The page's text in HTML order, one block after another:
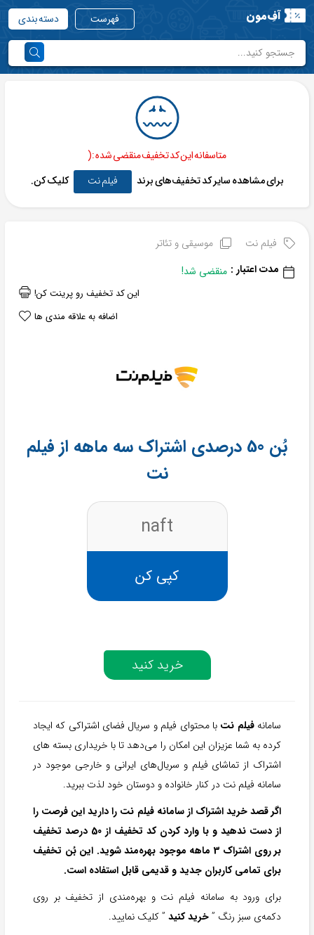
آفِ‌مون فهرست دسته بندی
متاسفانه این کد تخفیف منقضی شده :(
برای مشاهده سایر کد تخفیف‌های برند
فیلم نت کلیک کن.
فیلم نت
موسیقی و تئاتر
مدت اعتبار : منقضی شد!
این کد تخفیف رو پرینت کن!
اضافه به علاقه مندی ها
بُن 50 درصدی اشتراک سه ماهه از فیلم
نت
naft
کپی کن
خرید کنید
سامانهفیلم نت با محتوای فیلم و سریال فضای اشتراکی که ایجاد
کرده به شما عزیزان این امکان را می‌دهد تا با خریداری بسته های
اشتراک از تماشای فیلم و سریال‌های ایرانی و خارجی موجود در
سامانه فیلم نت در کنار خانواده و دوستان خود لذت ببرید.
اگر قصد خرید اشتراک از سامانه فیلم نت را دارید این فرصت را
از دست ندهید و با وارد کردن کد تخفیف از 50 درصد تخفیف
بر روی اشتراک‌ 3 ماهه موجود بهره‌مند شوید. این بُن تخفیف
برای تمامی کاربران جدید و قدیمی قابل استفاده است.
برای ورود به سامانه فیلم نت و بهره‌مندی از تخفیف بر روی
دکمه‌ی سبز رنگ ”خرید کنید ” کلیک نمایید.